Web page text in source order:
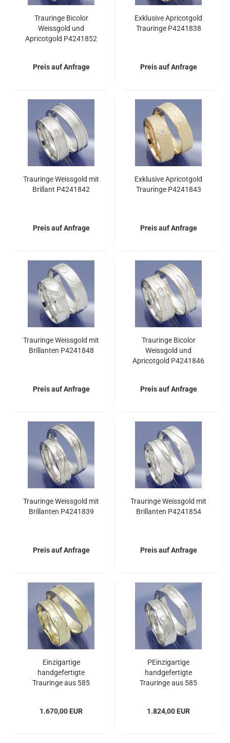
Trauringe Bicolor
Weissgold und
Apricotgold P4241852
Preis auf Anfrage
Exklusive Apricotgold
Trauringe P4241838
Preis auf Anfrage
Trauringe Weissgold mit
Brillant P4241842
Preis auf Anfrage
Exklusive Apricotgold
Trauringe P4241843
Preis auf Anfrage
Trauringe Weissgold mit
Brillanten P4241848
Preis auf Anfrage
Trauringe Bicolor
Weissgold und
Apricotgold P4241846
Preis auf Anfrage
Trauringe Weissgold mit
Brillanten P4241839
Preis auf Anfrage
Trauringe Weissgold mit
Brillanten P4241854
Preis auf Anfrage
Einzigartige
handgefertigte
Trauringe aus 585
1.670,00 EUR
PEinzigartige
handgefertigte
Trauringe aus 585
1.824,00 EUR